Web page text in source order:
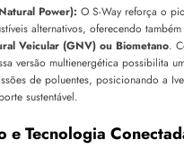
Power): O S-Way reforça o
alternativos, oferecendo também
Veicular (GNV) ou Biometano.
versão multienergética possibilita
de poluentes, posicionando a
sustentável.
e Tecnologia